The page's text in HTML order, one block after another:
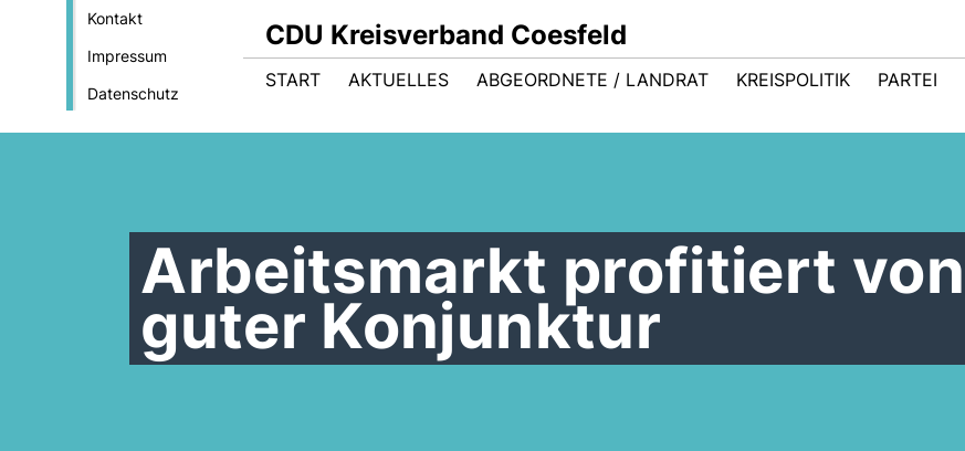
Kontakt
Impressum
Datenschutz
CDU Kreisverband Coesfeld
START AKTUELLES ABGEORDNETE / LANDRAT KREISPOLITIK PARTEI
Arbeitsmarkt profitiert von
guter Konjunktur